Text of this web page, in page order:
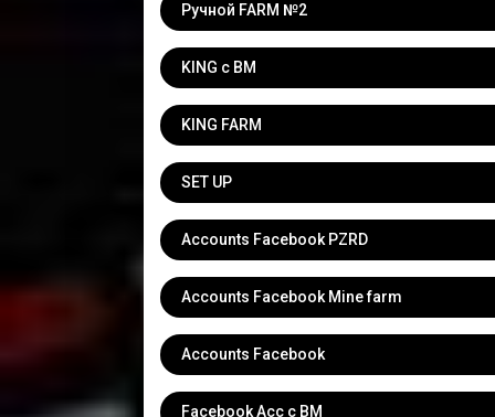
Ручной FARM №2
KING с BM
KING FARM
SET UP
Accounts Facebook PZRD
Accounts Facebook Mine farm
Accounts Facebook
Facebook Acc с BM